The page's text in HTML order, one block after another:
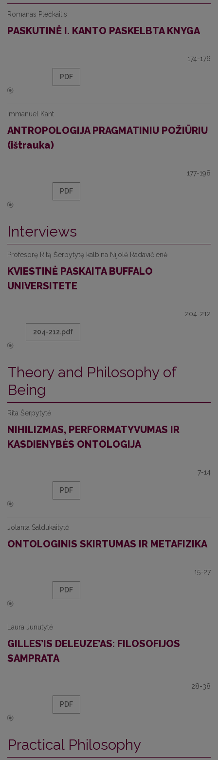
Romanas Plečkaitis
PASKUTINĖ I. KANTO PASKELBTA KNYGA
174-176
PDF
Immanuel Kant
ANTROPOLOGIJA PRAGMATINIU POŽIŪRIU
(ištrauka)
177-198
PDF
Interviews
Profesorę Ritą Šerpytytę kalbina Nijolė Radavičienė
KVIESTINĖ PASKAITA BUFFALO
UNIVERSITETE
204-212
204-212.pdf
Theory and Philosophy of
Being
Rita Šerpytytė
NIHILIZMAS, PERFORMATYVUMAS IR
KASDIENYBĖS ONTOLOGIJA
7-14
PDF
Jolanta Saldukaitytė
ONTOLOGINIS SKIRTUMAS IR METAFIZIKA
15-27
PDF
Laura Junutytė
GILLES’IS DELEUZE’AS: FILOSOFIJOS
SAMPRATA
28-38
PDF
Practical Philosophy